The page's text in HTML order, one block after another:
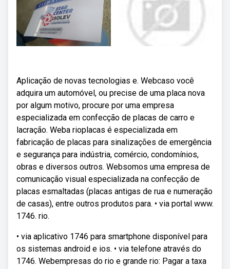
Aplicação de novas tecnologias e. Webcaso você
adquira um automóvel, ou precise de uma placa nova
por algum motivo, procure por uma empresa
especializada em confecção de placas de carro e
lacração. Weba rioplacas é especializada em
fabricação de placas para sinalizações de emergência
e segurança para indústria, comércio, condomínios,
obras e diversos outros. Websomos uma empresa de
comunicação visual especializada na confecção de
placas esmaltadas (placas antigas de rua e numeração
de casas), entre outros produtos para. • via portal www.
1746. rio.
• via aplicativo 1746 para smartphone disponível para
os sistemas android e ios. • via telefone através do
1746. Webempresas do rio e grande rio: Pagar a taxa